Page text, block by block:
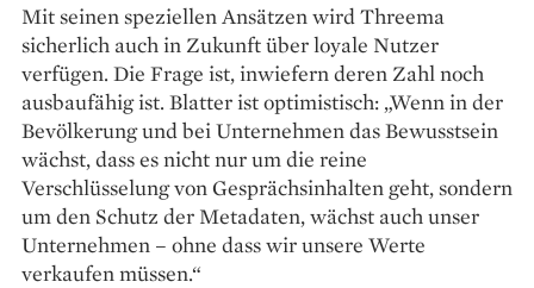
Mit seinen speziellen Ansätzen wird Threema
sicherlich auch in Zukunft über loyale Nutzer
verfügen. Die Frage ist, inwiefern deren Zahl noch
ausbaufähig ist. Blatter ist optimistisch: „Wenn in der
Bevölkerung und bei Unternehmen das Bewusstsein
wächst, dass es nicht nur um die reine
Verschlüsselung von Gesprächsinhalten geht, sondern
um den Schutz der Metadaten, wächst auch unser
Unternehmen – ohne dass wir unsere Werte
verkaufen müssen.“